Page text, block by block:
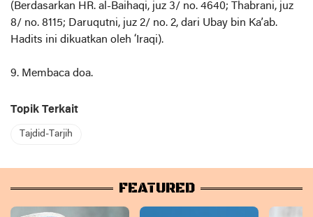
(Berdasarkan HR. al-Baihaqi, juz 3/ no. 4640; Thabrani, juz
8/ no. 8115; Daruqutni, juz 2/ no. 2, dari Ubay bin Ka’ab.
Hadits ini dikuatkan oleh ‘Iraqi).
9. Membaca doa.
Topik Terkait
Tajdid-Tarjih
FEATURED